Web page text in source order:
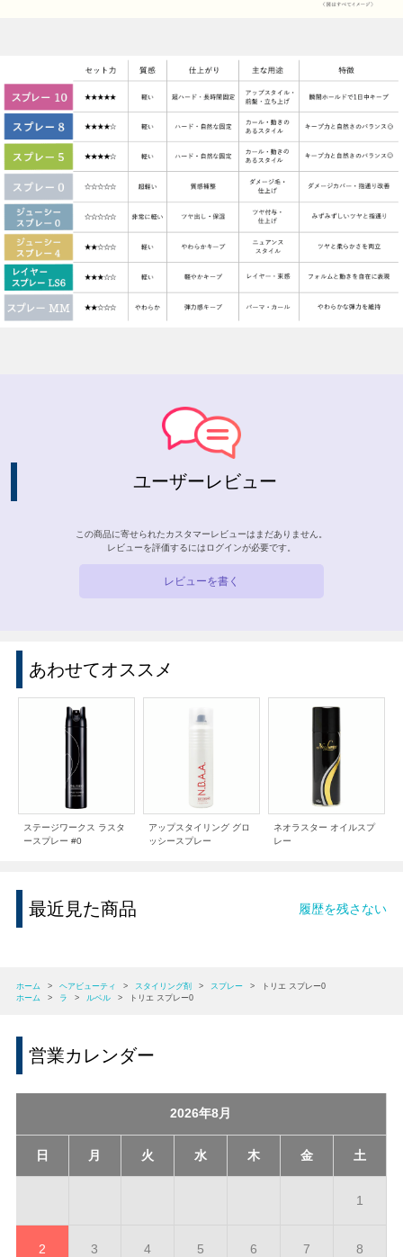
ユーザーレビュー
この商品に寄せられたカスタマーレビューはまだありません。
レビューを評価するには ログインが必要です。
レビューを書く
あわせてオススメ
ステージワークス ラスタ
ースプレー #0
アップスタイリング グロ
ッシースプレー
ネオラスター オイルスプ
レー
最近見た商品 履歴を残さない
ホーム > ヘアビューティ > スタイリング剤 > スプレー >
トリエ スプレー0
ホーム
> ラ > ルベル > トリエ スプレー0
営業カレンダー
2026年8月
日 月 火 水 木 金 土
1
2 3 4 5 6 7 8